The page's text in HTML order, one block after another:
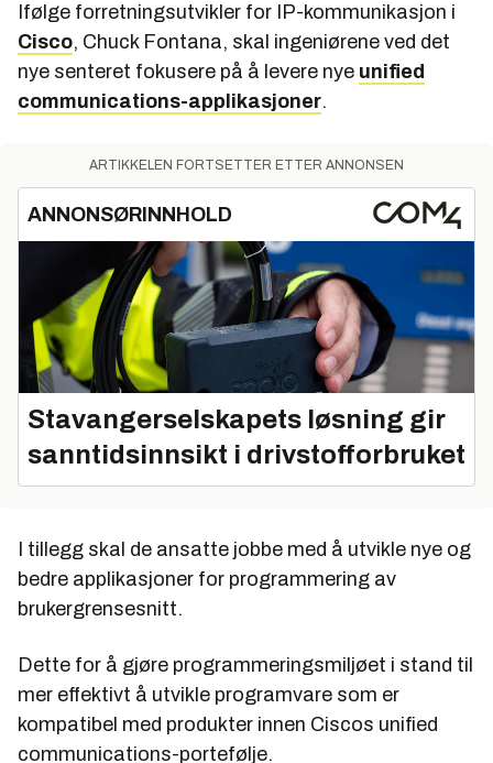
Ifølge forretningsutvikler for IP-kommunikasjon i
Cisco, Chuck Fontana, skal ingeniørene ved det
nye senteret fokusere på å levere nye unified
communications-applikasjoner.
ARTIKKELEN FORTSETTER ETTER ANNONSEN
ANNONSØRINNHOLD
Stavangerselskapets løsning gir
sanntidsinnsikt i drivstofforbruket
I tillegg skal de ansatte jobbe med å utvikle nye og
bedre applikasjoner for programmering av
brukergrensesnitt.
Dette for å gjøre programmeringsmiljøet i stand til
mer effektivt å utvikle programvare som er
kompatibel med produkter innen Ciscos unified
communications-portefølje.